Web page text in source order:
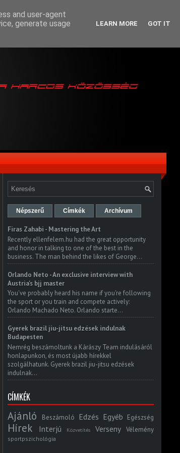
Népszerű Címkék Archívum
Firas Zahabi - Mastering the Art
Recently ellenfelem.hu had the great opportunity
and honor in talking to one of the best in the
business. The man behind the likes of George...
Orlando Neto - An exclusive interview with
Austria's bjj master
You've probably heard his name if you're following
the sport or you train and compete actively:
Orlando Machado Neto. Orlando starte...
Gyerek brazil jiu-jitsu edzések indulnak
Budapesten
Nemrég beszámoltunk a Kárászy Team indulásáról
honlapunkon, és most újabb hírekkel
szolgálhatunk. Gyerek brazil jiu-jitsu edzések
indulnak...
CÍMKÉK
Ajánló Beszámoló Edzés Egyéb Egészség
Hírek Interjú Közvetítés Verseny Vélemény
sportpszichológia
and user-agent
generate usage
LEARN MORE GOT IT